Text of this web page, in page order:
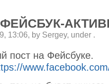
13:06, by Sergey, under .
пост на Фейсбуке.